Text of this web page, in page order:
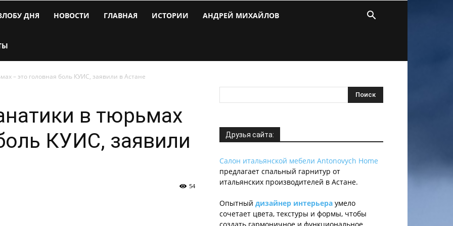
ДНЯ НОВОСТИ ГЛАВНАЯ ИСТОРИИ АНДРЕЙ МИХАЙЛОВ
– это головная боль КУИС, заявили в Астане
в тюрьмах
КУИС, заявили
54
Друзья сайта:
Салон итальянской мебели Antonovych Home
предлагает спальный гарнитур от
итальянских производителей в Астане.
Опытный дизайнер интерьера умело
сочетает цвета, текстуры и формы, чтобы